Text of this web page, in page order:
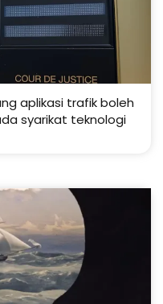
aplikasi trafik boleh
syarikat teknologi